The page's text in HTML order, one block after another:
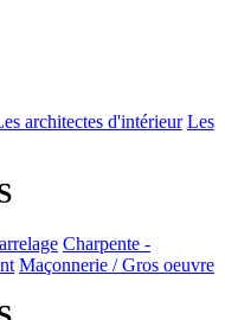
architectes d'intérieur Les
Charpente -
Maçonnerie / Gros oeuvre